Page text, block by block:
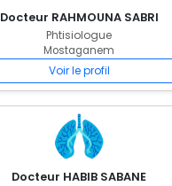
Docteur RAHMOUNA SABRI
Phtisiologue
Mostaganem
Voir le profil
Docteur HABIB SABANE